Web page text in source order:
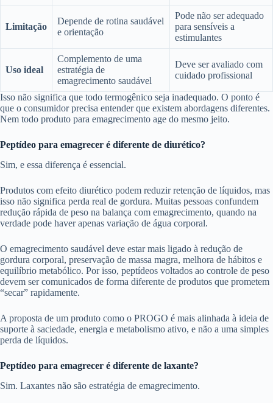
Limitação
Depende de rotina saudável
e orientação
Pode não ser adequado
para sensíveis a
estimulantes
Uso ideal
Complemento de uma
estratégia de
emagrecimento saudável
Deve ser avaliado com
cuidado profissional
Isso não significa que todo termogênico seja inadequado. O ponto é
que o consumidor precisa entender que existem abordagens diferentes.
Nem todo produto para emagrecimento age do mesmo jeito.
Peptídeo para emagrecer é diferente de diurético?
Sim, e essa diferença é essencial.
Produtos com efeito diurético podem reduzir retenção de líquidos, mas
isso não significa perda real de gordura. Muitas pessoas confundem
redução rápida de peso na balança com emagrecimento, quando na
verdade pode haver apenas variação de água corporal.
O emagrecimento saudável deve estar mais ligado à redução de
gordura corporal, preservação de massa magra, melhora de hábitos e
equilíbrio metabólico. Por isso, peptídeos voltados ao controle de peso
devem ser comunicados de forma diferente de produtos que prometem
“secar” rapidamente.
A proposta de um produto como o PROGO é mais alinhada à ideia de
suporte à saciedade, energia e metabolismo ativo, e não a uma simples
perda de líquidos.
Peptídeo para emagrecer é diferente de laxante?
Sim. Laxantes não são estratégia de emagrecimento.